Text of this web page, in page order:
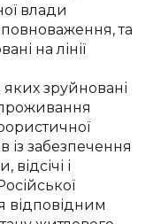
влади
та
на лінії
зруйновані
із забезпечення
і
відповідним